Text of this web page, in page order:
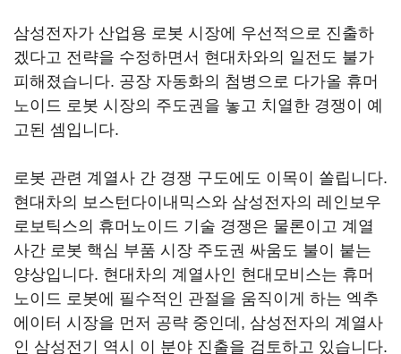
삼성전자가 산업용 로봇 시장에 우선적으로 진출하
겠다고 전략을 수정하면서 현대차와의 일전도 불가
피해졌습니다. 공장 자동화의 첨병으로 다가올 휴머
노이드 로봇 시장의 주도권을 놓고 치열한 경쟁이 예
고된 셈입니다.
로봇 관련 계열사 간 경쟁 구도에도 이목이 쏠립니다.
현대차의 보스턴다이내믹스와 삼성전자의 레인보우
로보틱스의 휴머노이드 기술 경쟁은 물론이고 계열
사간 로봇 핵심 부품 시장 주도권 싸움도 불이 붙는
양상입니다. 현대차의 계열사인 현대모비스는 휴머
노이드 로봇에 필수적인 관절을 움직이게 하는 엑추
에이터 시장을 먼저 공략 중인데 , 삼성전자의 계열사
인 삼성전기 역시 이 분야 진출을 검토하고 있습니다.